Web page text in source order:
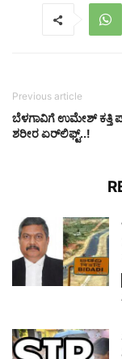
Previous article
ಬೆಳಗಾವಿಗೆ ಉಮೇಶ್​ ಕತ್ತಿ
ಶರೀರ ಏರ್​​​ಲಿಫ್ಟ್​..!